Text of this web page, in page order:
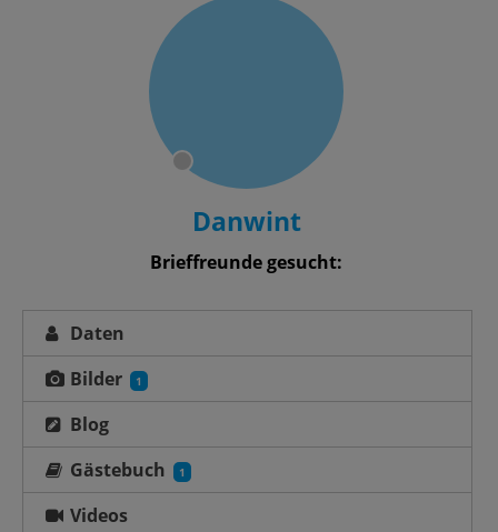
Danwint
Brieffreunde gesucht:
Daten
Bilder
1
Blog
Gästebuch
1
Videos